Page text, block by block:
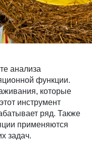
анализа
функции.
которые
инструмент
ряд. Также
применяются
задач.